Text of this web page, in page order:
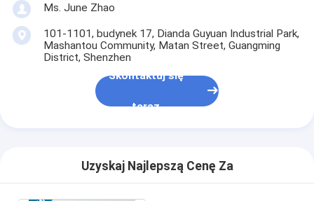
Ms. June Zhao
101-1101, budynek 17, Dianda Guyuan Industrial Park,
Mashantou Community, Matan Street, Guangming
District, Shenzhen
Skontaktuj się
teraz
Uzyskaj Najlepszą Cenę Za